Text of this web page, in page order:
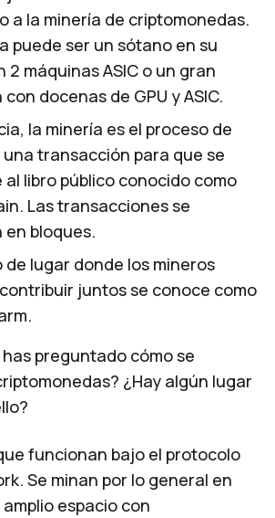
a la minería de criptomonedas.
puede ser un sótano en su
2 máquinas ASIC o un gran
docenas de GPU y ASIC.
la minería es el proceso de
transacción para que se
al libro público conocido como
Las transacciones se
en bloques.
de lugar donde los mineros
juntos se conoce como
preguntado cómo se
¿Hay algún lugar
funcionan bajo el protocolo
Se minan por lo general en
espacio con